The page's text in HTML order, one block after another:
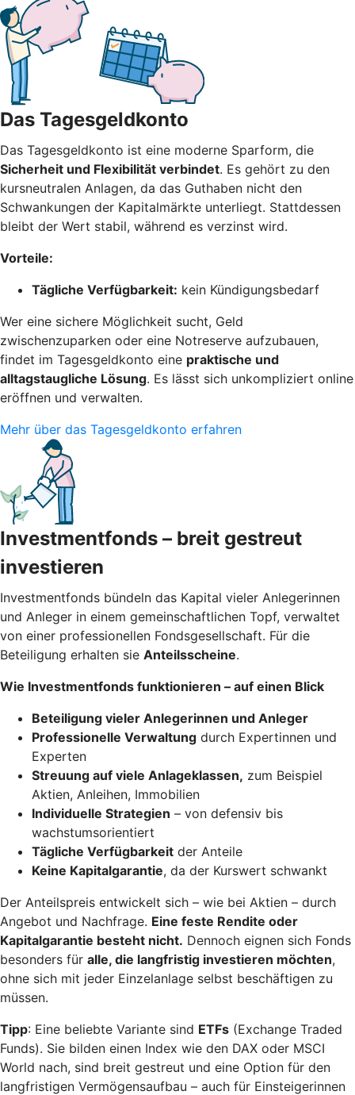
Das Tagesgeldkonto
Das Tagesgeldkonto ist eine moderne Sparform, die
Sicherheit und Flexibilität verbindet. Es gehört zu den
kursneutralen Anlagen, da das Guthaben nicht den
Schwankungen der Kapitalmärkte unterliegt. Stattdessen
bleibt der Wert stabil, während es verzinst wird.
Vorteile:
Tägliche Verfügbarkeit: kein Kündigungsbedarf
Wer eine sichere Möglichkeit sucht, Geld
zwischenzuparken oder eine Notreserve aufzubauen,
findet im Tagesgeldkonto eine praktische und
alltagstaugliche Lösung. Es lässt sich unkompliziert online
eröffnen und verwalten.
Mehr über das Tagesgeldkonto erfahren
Investmentfonds – breit gestreut
investieren
Investmentfonds bündeln das Kapital vieler Anlegerinnen
und Anleger in einem gemeinschaftlichen Topf, verwaltet
von einer professionellen Fondsgesellschaft. Für die
Beteiligung erhalten sie Anteilsscheine.
Wie Investmentfonds funktionieren – auf einen Blick
Beteiligung vieler Anlegerinnen und Anleger
Professionelle Verwaltung durch Expertinnen und
Experten
Streuung auf viele Anlageklassen, zum Beispiel
Aktien, Anleihen, Immobilien
Individuelle Strategien – von defensiv bis
wachstumsorientiert
Tägliche Verfügbarkeit der Anteile
Keine Kapitalgarantie, da der Kurswert schwankt
Der Anteilspreis entwickelt sich – wie bei Aktien – durch
Angebot und Nachfrage. Eine feste Rendite oder
Kapitalgarantie besteht nicht. Dennoch eignen sich Fonds
besonders für alle, die langfristig investieren möchten,
ohne sich mit jeder Einzelanlage selbst beschäftigen zu
müssen.
Tipp: Eine beliebte Variante sind ETFs (Exchange Traded
Funds). Sie bilden einen Index wie den DAX oder MSCI
World nach, sind breit gestreut und eine Option für den
langfristigen Vermögensaufbau – auch für Einsteigerinnen